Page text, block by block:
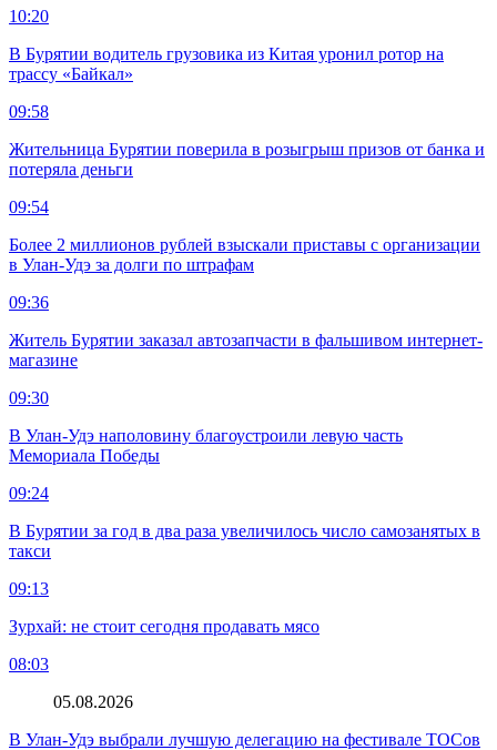
10:20
В Бурятии водитель грузовика из Китая уронил ротор на
трассу «Байкал»
09:58
Жительница Бурятии поверила в розыгрыш призов от банка и
потеряла деньги
09:54
Более 2 миллионов рублей взыскали приставы с организации
в Улан-Удэ за долги по штрафам
09:36
Житель Бурятии заказал автозапчасти в фальшивом интернет-
магазине
09:30
В Улан-Удэ наполовину благоустроили левую часть
Мемориала Победы
09:24
В Бурятии за год в два раза увеличилось число самозанятых в
такси
09:13
Зурхай: не стоит сегодня продавать мясо
08:03
05.08.2026
В Улан-Удэ выбрали лучшую делегацию на фестивале ТОСов